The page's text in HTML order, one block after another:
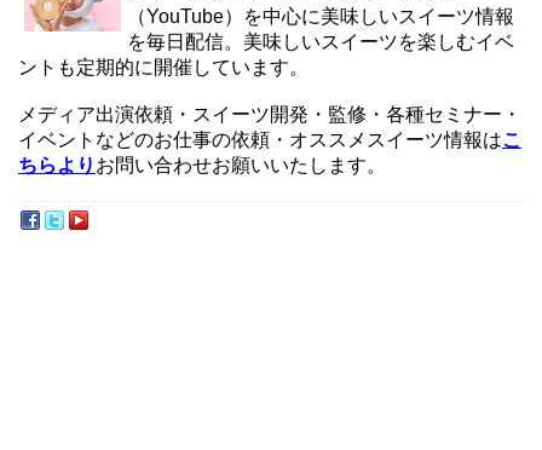
（YouTube）を中心に美味しいスイーツ情報
を毎日配信。美味しいスイーツを楽しむイベ
ントも定期的に開催しています。
メディア出演依頼・スイーツ開発・監修・各種セミナー・
イベントなどのお仕事の依頼・オススメスイーツ情報はこ
ちらより お問い合わせお願いいたします。